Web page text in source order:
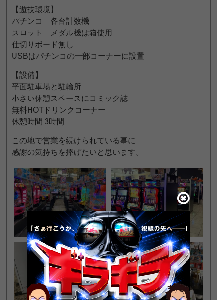
【遊技環境】
パチンコ 各台計数機
スロット メダル機は箱使用
仕切りボード無し
USBはパチンコの一部コーナーに設置
【設備】
平面駐車場と駐輪所
小さい休憩スペースにコミック誌
無料HOTドリンクコーナー
休憩時間 3時間
この地で営業を続けられている事に
感謝の気持ちを捧げたいと思います。